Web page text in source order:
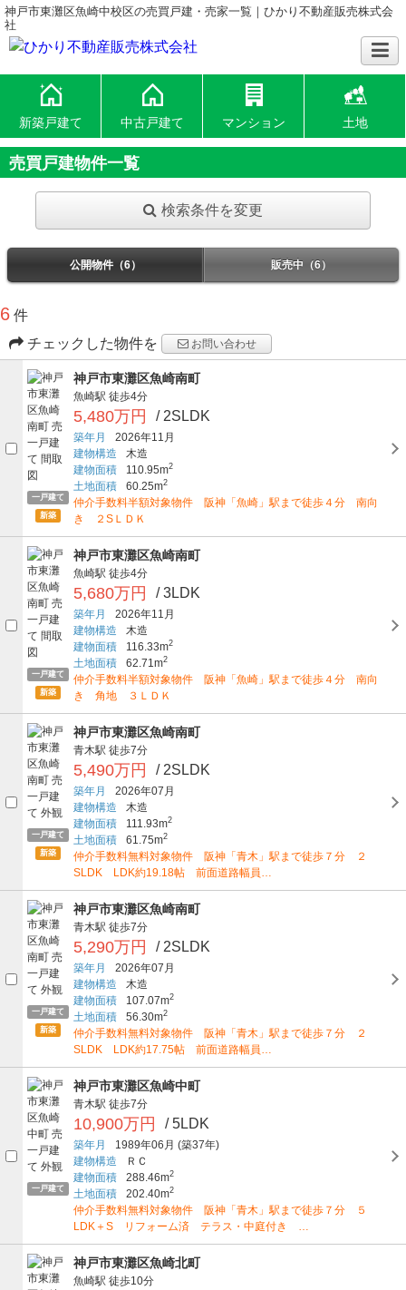
神戸市東灘区魚崎中校区の売買戸建・売家一覧｜ひかり不動産販売株式会
社
新築戸建て 中古戸建て マンション 土地
売買戸建物件一覧
検索条件を変更
公開物件（6） 販売中（6）
6 件
チェックした物件を
お問い合わせ
一戸建て
新築
神戸市東灘区魚崎南町
魚崎駅 徒歩4分
5,480万円 / 2SLDK
築年月
2026年11月
建物構造
木造
建物面積
110.95m2
土地面積 60.25m2
仲介手数料半額対象物件 阪神「魚崎」駅まで徒歩４分 南向
き ２SＬＤＫ
一戸建て
新築
神戸市東灘区魚崎南町
魚崎駅 徒歩4分
5,680万円 / 3LDK
築年月
2026年11月
建物構造
木造
建物面積
116.33m2
土地面積 62.71m2
仲介手数料半額対象物件 阪神「魚崎」駅まで徒歩４分 南向
き 角地 ３ＬＤＫ
一戸建て
新築
神戸市東灘区魚崎南町
青木駅 徒歩7分
5,490万円 / 2SLDK
築年月
2026年07月
建物構造
木造
建物面積
111.93m2
土地面積 61.75m2
仲介手数料無料対象物件 阪神「青木」駅まで徒歩７分 ２
SLDK LDK約19.18帖 前面道路幅員…
一戸建て
新築
神戸市東灘区魚崎南町
青木駅 徒歩7分
5,290万円 / 2SLDK
築年月
2026年07月
建物構造
木造
建物面積
107.07m2
土地面積 56.30m2
仲介手数料無料対象物件 阪神「青木」駅まで徒歩７分 ２
SLDK LDK約17.75帖 前面道路幅員…
一戸建て
神戸市東灘区魚崎中町
青木駅 徒歩7分
10,900万円 / 5LDK
築年月 1989年06月 (築37年)
建物構造
ＲＣ
建物面積
288.46m2
土地面積 202.40m2
仲介手数料無料対象物件 阪神「青木」駅まで徒歩７分 ５
LDK＋S リフォーム済 テラス・中庭付き …
神戸市東灘区魚崎北町
魚崎駅 徒歩10分